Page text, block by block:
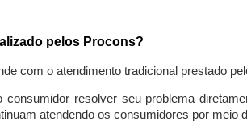
pelos Procons?
com o atendimento tradicional prestado
resolver seu problema
atendendo os consumidores por meio